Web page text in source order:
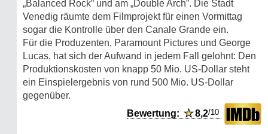
„Balanced Rock” und am „Double Arch”. Die Stadt
Venedig räumte dem Filmprojekt für einen Vormittag
sogar die Kontrolle über den Canale Grande ein.
Für die Produzenten, Paramount Pictures und George
Lucas, hat sich der Aufwand in jedem Fall gelohnt: Den
Produktionskosten von knapp 50 Mio. US-Dollar steht
ein Einspielergebnis von rund 500 Mio. US-Dollar
gegenüber.
Bewertung:★8,2/10